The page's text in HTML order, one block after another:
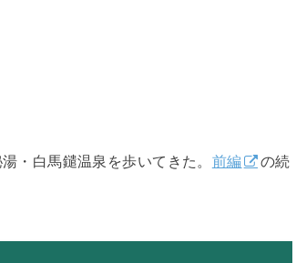
・白馬鑓温泉を歩いてきた。 前編
の続